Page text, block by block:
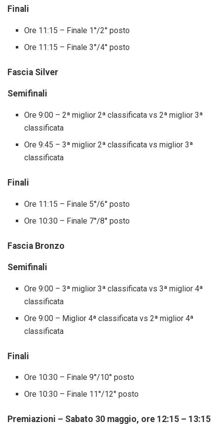
Finali
Ore 11:15 – Finale 1°/2° posto
Ore 11:15 – Finale 3°/4° posto
Fascia Silver
Semifinali
Ore 9:00 – 2ª miglior 2ª classificata vs 2ª miglior 3ª
classificata
Ore 9:45 – 3ª miglior 2ª classificata vs miglior 3ª
classificata
Finali
Ore 11:15 – Finale 5°/6° posto
Ore 10:30 – Finale 7°/8° posto
Fascia Bronzo
Semifinali
Ore 9:00 – 3ª miglior 3ª classificata vs 3ª miglior 4ª
classificata
Ore 9:00 – Miglior 4ª classificata vs 2ª miglior 4ª
classificata
Finali
Ore 10:30 – Finale 9°/10° posto
Ore 10:30 – Finale 11°/12° posto
Premiazioni – Sabato 30 maggio, ore 12:15 – 13:15